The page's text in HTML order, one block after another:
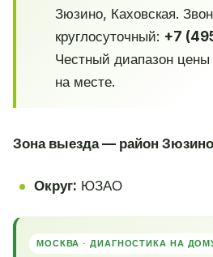
Зюзино, Каховская.
круглосуточный: +7
Честный диапазон
на месте.
Зона выезда — район Зюзино
Округ: ЮЗАО
МОСКВА · ДИАГНОСТИКА НА